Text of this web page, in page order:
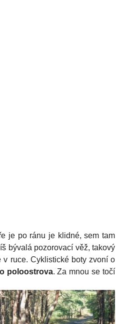
je po ránu je klidné, sem tam
bývalá pozorovací věž, takový
ruce. Cyklistické boty zvoní o
poloostrova. Za mnou se točí